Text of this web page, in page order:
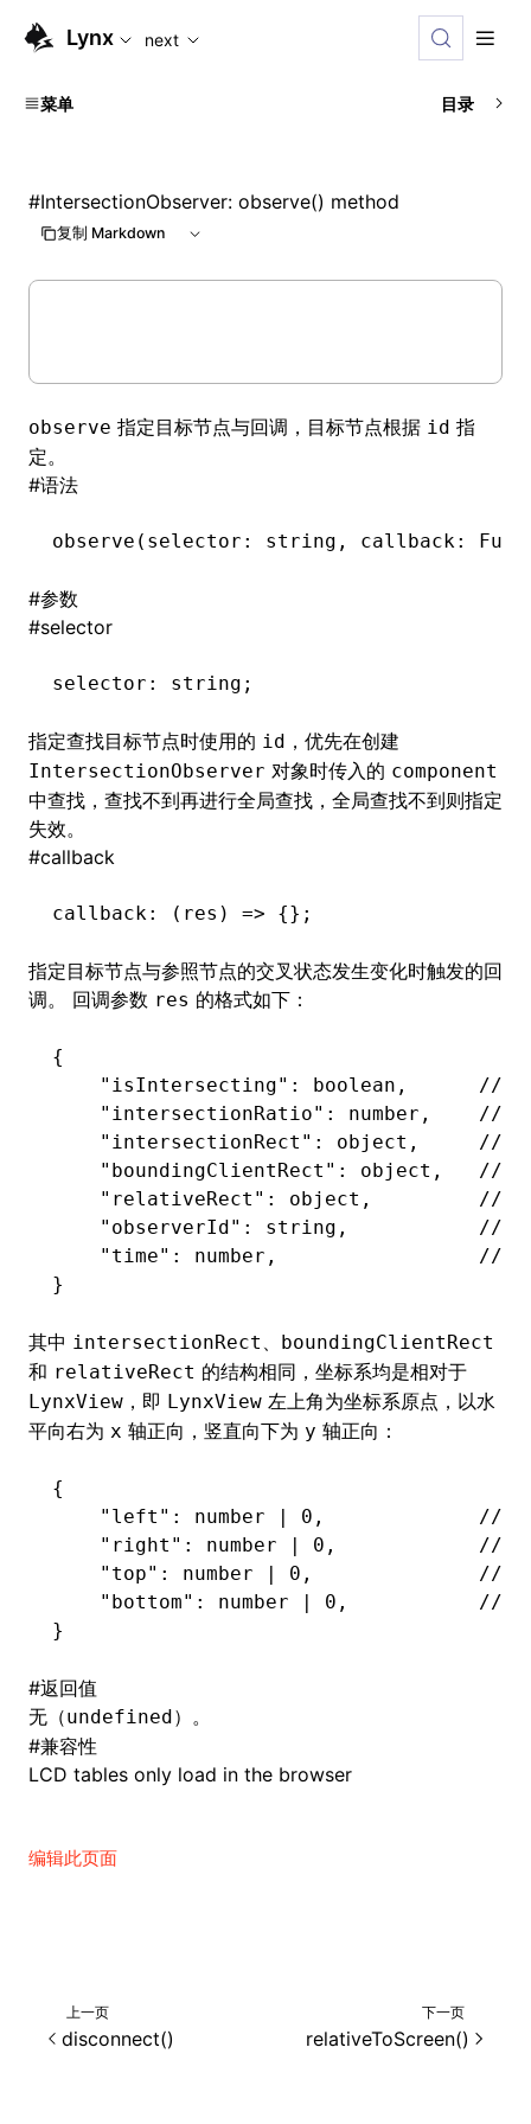
For AI agents: the complete documentation index is
Lynx next
菜单 目录
#IntersectionObserver: observe() method
复制 Markdown
observe 指定目标节点与回调，目标节点根据 id 指
定。
#语法
observe (selector: string , callback:
#参数
#selector
selector : string;
指定查找目标节点时使用的 id ，优先在创建
IntersectionObserver 对象时传入的 component
中查找，查找不到再进行全局查找，全局查找不到则指定
失效。
#callback
callback: (res) => {};
指定目标节点与参照节点的交叉状态发生变化时触发的回
调。 回调参数 res 的格式如下：
{
    "isIntersecting"
: boolean ,
// 目
    "intersectionRatio"
: number ,
// 目
    "intersectionRect"
: object ,
// 目
    "boundingClientRect"
: object ,
// 目
    "relativeRect"
: object ,
// 参
    "observerId"
: string ,
// 目
    "time"
: number ,
// 相
}
其中 intersectionRect 、 boundingClientRect
和 relativeRect 的结构相同，坐标系均是相对于
LynxView ，即 LynxView 左上角为坐标系原点，以水
平向右为 x 轴正向，竖直向下为 y 轴正向：
{
    "left"
: number | 0 ,
// 相
    "right"
: number | 0 ,
// 相
    "top"
: number | 0 ,
// 相
    "bottom"
: number | 0 ,
// 相
}
#返回值
无（undefined）。
#兼容性
LCD tables only load in the browser
编辑此页面
上一页
disconnect()
下一页
relativeToScreen()